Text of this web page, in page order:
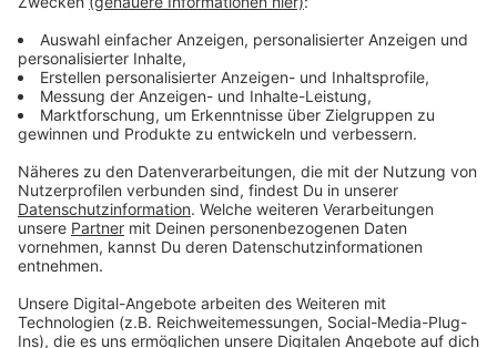
Die hätten zwar eine gute Kühlleistung, würden aber
oft nur auf den Beifahrersitz gelegt, sagt Laura
Scherer. Bei einer Vollbremsung fliege die Anlage dann
durch das ganze Cockpit. Daher rät der ADAC von
mobilen Klimaanlagen ab. Kühlende Sitzauflagen
hingegen befürwortet die Autoexpertin, sofern sie
eine 'Anti-Rutsch-Haftung' haben.
Anzeige
Wichtig: Kindersitze vor Hitze schützen -
Klimaanlagen schnell reparieren